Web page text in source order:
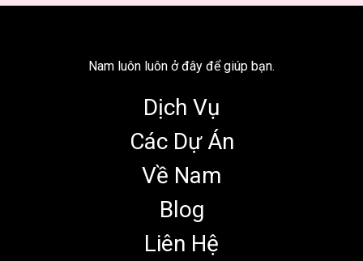
Nam luôn luôn ở đây để giúp bạn.
Dịch Vụ
Các Dự Án
Về Nam
Blog
Liên Hệ